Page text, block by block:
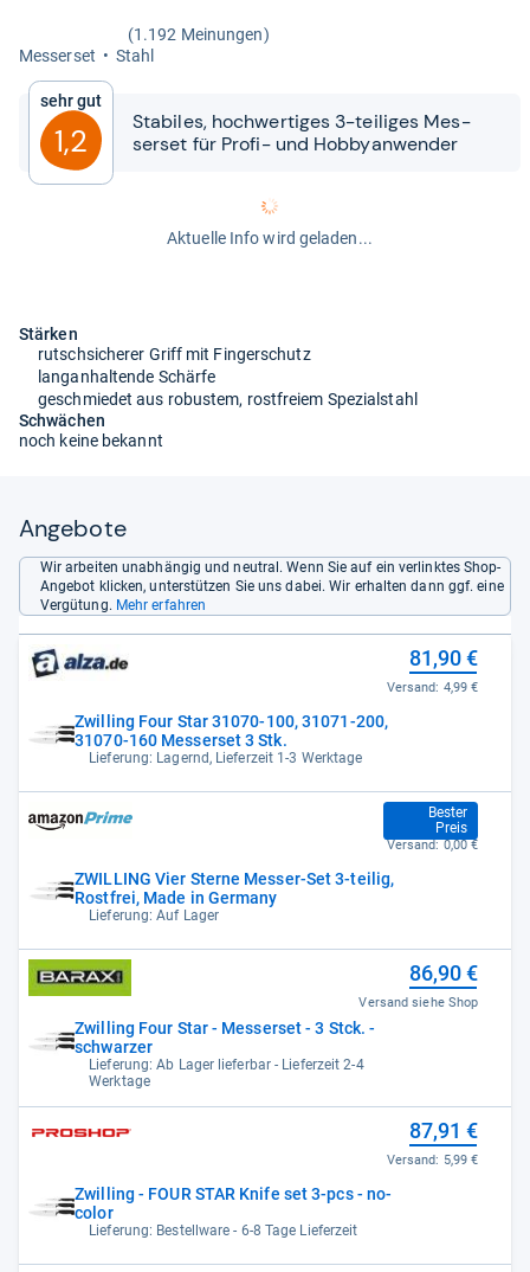
(1.192 Meinungen)
Mes­ser­set
Stahl
Sehr gut
1,2
Sta­bi­les, hoch­wer­ti­ges 3-​​tei­li­ges Mes­
ser­set für Profi-​​ und Hob­by­an­wen­der
Aktuelle Info wird geladen...
Stärken
rutschsicherer Griff mit Fingerschutz
langanhaltende Schärfe
geschmiedet aus robustem, rostfreiem Spezialstahl
Schwächen
noch keine bekannt
Angebote
Wir arbeiten unabhängig und neutral. Wenn Sie auf ein verlinktes Shop-
Angebot klicken, unterstützen Sie uns dabei. Wir erhalten dann ggf. eine
Vergütung. Mehr erfahren
Zwilling Four Star 31070-100, 31071-200,
31070-160 Messerset 3 Stk.
Lieferung: Lagernd, Lieferzeit 1-3 Werktage
81,90 €
Versand: 4,99 €
ZWILLING Vier Sterne Messer-Set 3-teilig,
Rostfrei, Made in Germany
Lieferung: Auf Lager
Bester
Preis
86,62 €
Versand: 0,00 €
Zwilling Four Star - Messerset - 3 Stck. -
schwarzer
Lieferung: Ab Lager lieferbar - Lieferzeit 2-4
Werktage
86,90 €
Versand siehe Shop
Zwilling - FOUR STAR Knife set 3-pcs - no-
color
Lieferung: Bestellware - 6-8 Tage Lieferzeit
87,91 €
Versand: 5,99 €